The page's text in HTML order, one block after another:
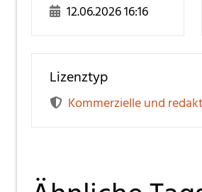
12.06.2026 16:16
Lizenztyp
Kommerzielle und